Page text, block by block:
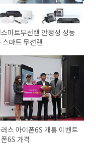
마트무선랜 안정성 성능
스마트 무선랜
스 아이폰6S 개통 이벤트
6S 가격